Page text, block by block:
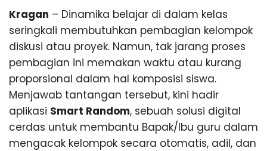
Kragan – Dinamika belajar di dalam kelas
seringkali membutuhkan pembagian kelompok
diskusi atau proyek. Namun, tak jarang proses
pembagian ini memakan waktu atau kurang
proporsional dalam hal komposisi siswa.
Menjawab tantangan tersebut, kini hadir
aplikasi Smart Random, sebuah solusi digital
cerdas untuk membantu Bapak/Ibu guru dalam
mengacak kelompok secara otomatis, adil, dan